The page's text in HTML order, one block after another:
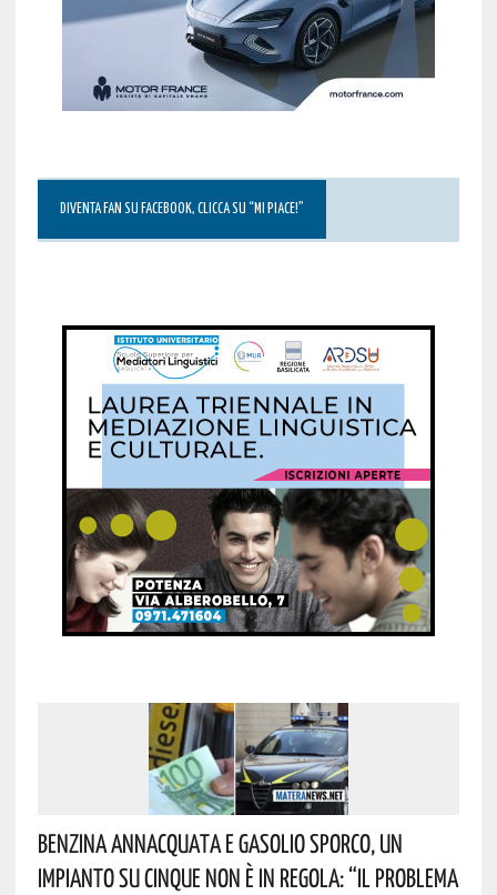
DIVENTA FAN SU FACEBOOK, CLICCA SU “MI PIACE!”
Benzina Annacquata E Gasolio Sporco, Un
Impianto Su Cinque Non È In Regola: “il Problema